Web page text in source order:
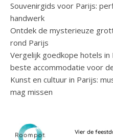
Souvenirgids voor Parijs:
handwerk
Ontdek de mysterieuze
rond Parijs
Vergelijk goedkope hotels
beste accommodatie voor
Kunst en cultuur in Parijs:
mag missen